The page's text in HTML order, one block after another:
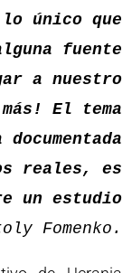
lo único que
fuente
a nuestro
El tema
reales, es
un estudio
Fomenko.